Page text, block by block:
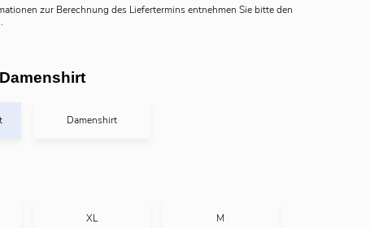
zur Berechnung des Liefertermins entnehmen Sie bitte den
.
Damenshirt
XL M